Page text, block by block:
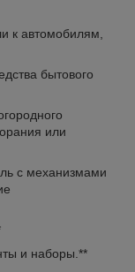
к автомобилям,
бытового
или
с механизмами
и наборы.**